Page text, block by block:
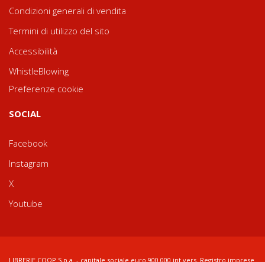
Condizioni generali di vendita
Termini di utilizzo del sito
Accessibilità
WhistleBlowing
Preferenze cookie
SOCIAL
Facebook
Instagram
X
Youtube
LIBRERIE.COOP S.p.a. - capitale sociale euro 900.000 int.vers. Registro imprese